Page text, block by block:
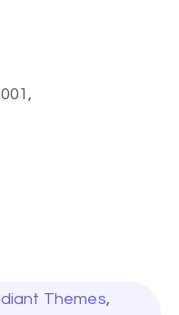
WhatsApp
Themes,